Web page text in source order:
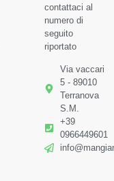
contattaci al
numero di
seguito
riportato
Via vaccari
5 - 89010
Terranova
S.M.
+39
0966449601